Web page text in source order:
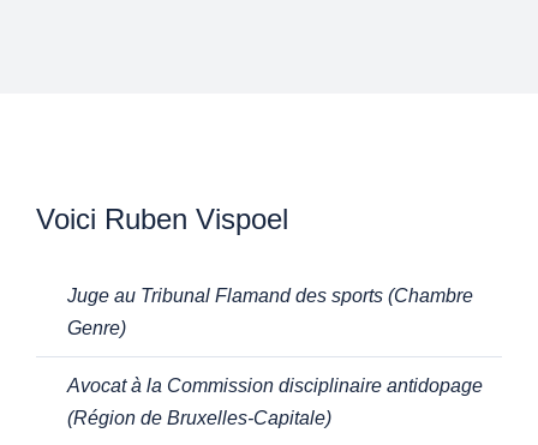
Voici Ruben Vispoel
Juge au Tribunal Flamand des sports (Chambre
Genre)
Avocat à la Commission disciplinaire antidopage
(Région de Bruxelles-Capitale)